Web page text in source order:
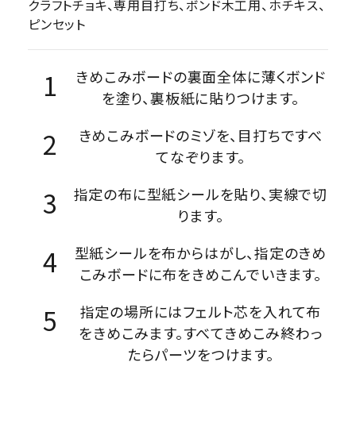
クラフトチョキ、専用目打ち、ボンド木工用、ホチキス、
ピンセット
きめこみボードの裏面全体に薄くボンド
を塗り、裏板紙に貼りつけます。
きめこみボードのミゾを、目打ちですべ
てなぞります。
指定の布に型紙シールを貼り、実線で切
ります。
型紙シールを布からはがし、指定のきめ
こみボードに布をきめこんでいきます。
指定の場所にはフェルト芯を入れて布
をきめこみます。すべてきめこみ終わっ
たらパーツをつけます。